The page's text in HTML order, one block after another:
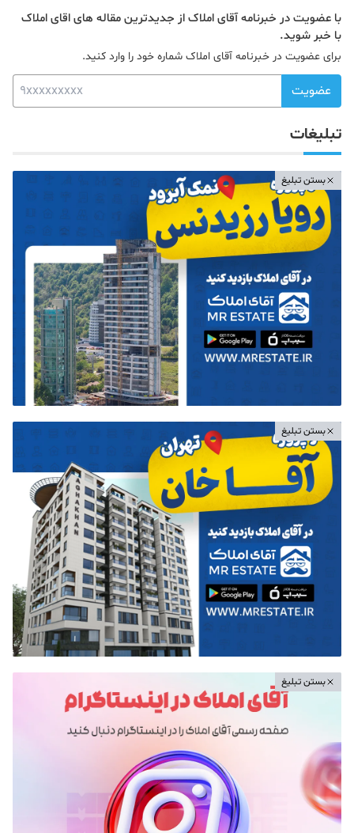
با عضویت در خبرنامه آقای املاک از جدیدترین مقاله های اقای املاک
با خبر شوید.
برای عضویت در خبرنامه آقای املاک شماره خود را وارد کنید.
عضویت
تبلیغات
بستن تبلیغ
بستن تبلیغ
بستن تبلیغ